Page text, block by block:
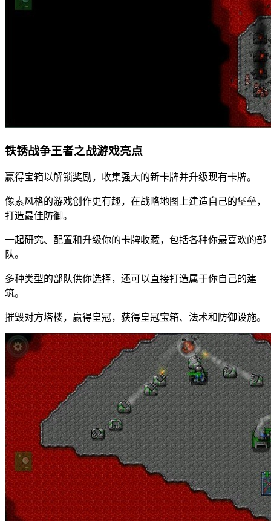
铁锈战争王者之战游戏亮点
赢得宝箱以解锁奖励，收集强大的新卡牌并升级现有卡牌。
像素风格的游戏创作更有趣，在战略地图上建造自己的堡垒，
打造最佳防御。
一起研究、配置和升级你的卡牌收藏，包括各种你最喜欢的部
队。
多种类型的部队供你选择，还可以直接打造属于你自己的建
筑。
摧毁对方塔楼，赢得皇冠，获得皇冠宝箱、法术和防御设施。